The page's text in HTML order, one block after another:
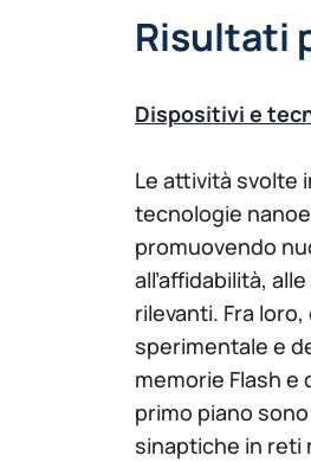
Risultati
Dispositivi e
Le attività svolte
tecnologie
promuovendo
all’affidabilità,
rilevanti. Fra
sperimentale e
memorie Flash e
primo piano
sinaptiche in reti